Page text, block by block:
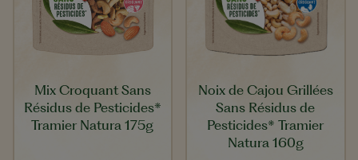
Mix Croquant Sans
Résidus de Pesticides*
Tramier Natura 175g
Noix de Cajou Grillées
Sans Résidus de
Pesticides* Tramier
Natura 160g